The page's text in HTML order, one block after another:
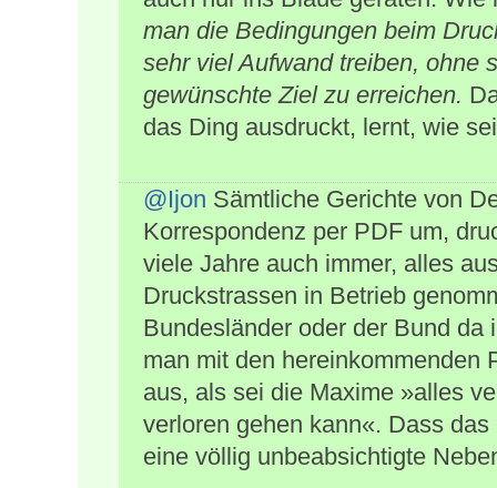
man die Bedingungen beim
sehr viel Aufwand treiben, ohne
gewünschte Ziel zu erreichen.
das Ding ausdruckt, lernt, wie
@Ijon Sämtliche Gerichte von
Korrespondenz per PDF um,
viele Jahre auch immer, alles
Druckstrassen in Betrieb
Bundesländer oder der Bund
man mit den hereinkommenden
aus, als sei die Maxime »alles
verloren gehen kann«. Dass
eine völlig unbeabsichtigte